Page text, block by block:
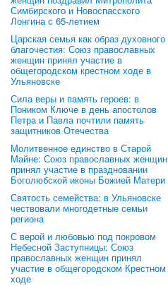
Симбирского и Новоспасского
Лонгина с 65-летием
Царская семья как образ духовного
благочестия: Союз православных
женщин принял участие в
общегородском крестном ходе в
Ульяновске
Сила веры и память героев: в
Поником Ключе в день апостолов
Петра и Павла почтили память
защитников Отечества
Молитвенное единство в Старой
Майне: Союз православных женщин
принял участие в праздновании
Боголюбской иконы Божией Матери
Святость семейства: в Ульяновске
чествовали многодетные семьи
региона
С верой и любовью под покровом
Небесной Заступницы: Союз
православных женщин принял
участие в общегородском Крестном
ходе